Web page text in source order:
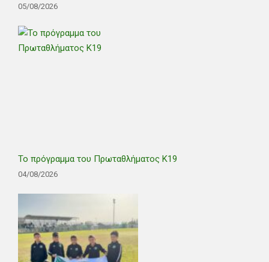
05/08/2026
Το πρόγραμμα του Πρωταθλήματος Κ19
04/08/2026